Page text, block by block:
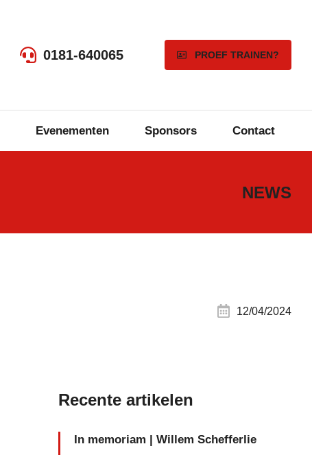
0181-640065 PROEF TRAINEN?
Evenementen Sponsors Contact
NEWS
12/04/2024
Recente artikelen
In memoriam | Willem Schefferlie